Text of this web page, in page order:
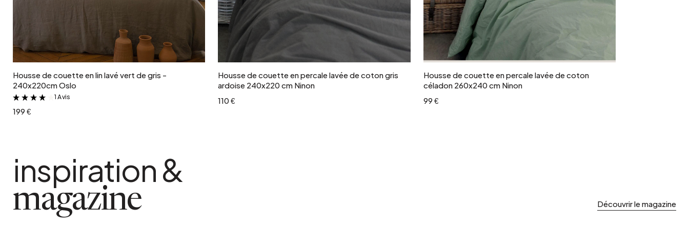
Ajouter au panier
Housse de couette en lin lavé vert de gris -
240x220cm Oslo
&
1 Avis
199 €
Housse de couette en percale lavée de coton gris
ardoise 240x220 cm Ninon
110 €
Ajouter au panier
Housse de couette en percale lavée de coton
céladon 260x240 cm Ninon
99 €
inspiration &
magazine Découvrir le magazine